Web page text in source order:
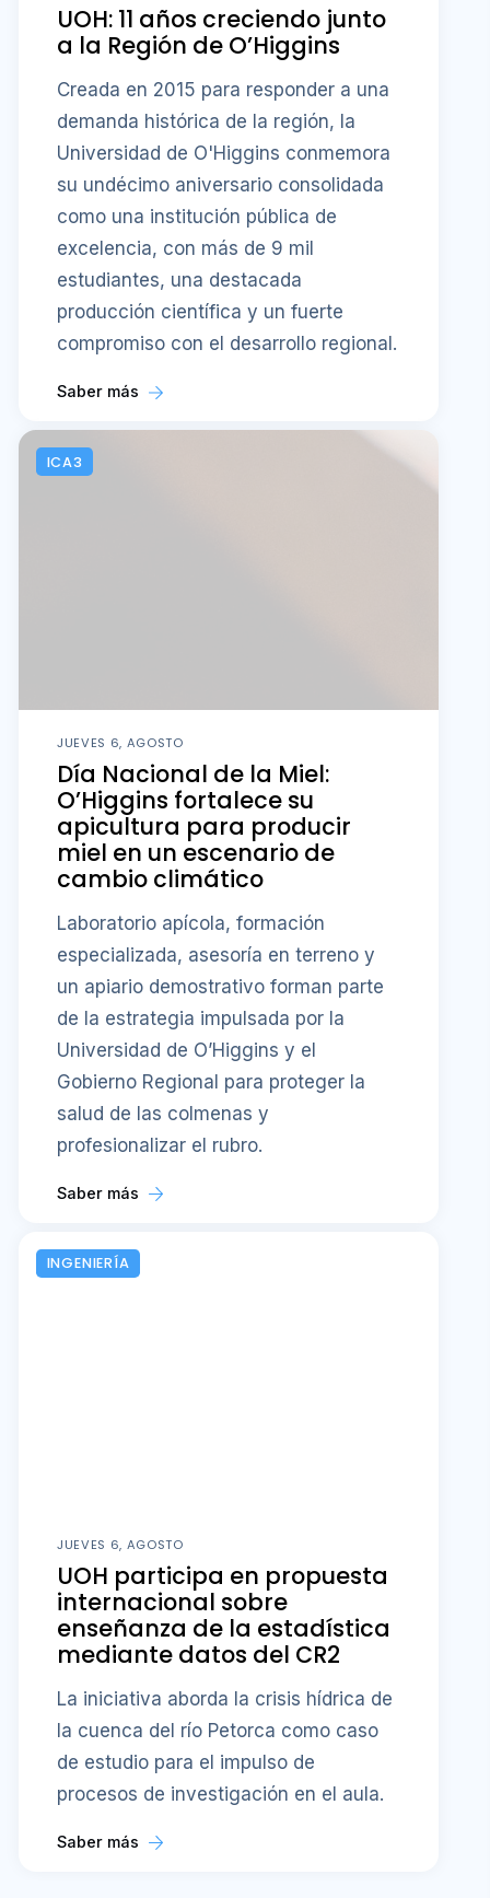
UOH: 11 años creciendo junto
a la Región de O’Higgins
Creada en 2015 para responder a una
demanda histórica de la región, la
Universidad de O'Higgins conmemora
su undécimo aniversario consolidada
como una institución pública de
excelencia, con más de 9 mil
estudiantes, una destacada
producción científica y un fuerte
compromiso con el desarrollo regional.
Saber más
ICA3
JUEVES 6, AGOSTO
Día Nacional de la Miel:
O’Higgins fortalece su
apicultura para producir
miel en un escenario de
cambio climático
Laboratorio apícola, formación
especializada, asesoría en terreno y
un apiario demostrativo forman parte
de la estrategia impulsada por la
Universidad de O’Higgins y el
Gobierno Regional para proteger la
salud de las colmenas y
profesionalizar el rubro.
Saber más
INGENIERÍA
JUEVES 6, AGOSTO
UOH participa en propuesta
internacional sobre
enseñanza de la estadística
mediante datos del CR2
La iniciativa aborda la crisis hídrica de
la cuenca del río Petorca como caso
de estudio para el impulso de
procesos de investigación en el aula.
Saber más